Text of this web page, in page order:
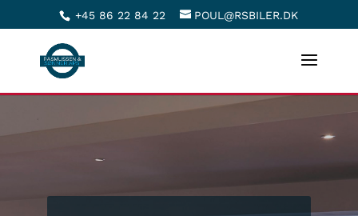
+45 86 22 84 22 POUL@RSBILER.DK